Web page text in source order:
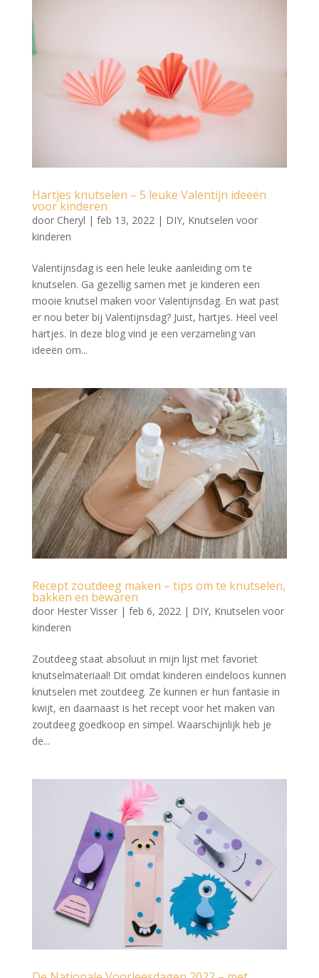
Hartjes knutselen – 5 leuke Valentijn ideeën
voor kinderen
door Cheryl | feb 13, 2022| DIY, Knutselen voor
kinderen
Valentijnsdag is een hele leuke aanleiding om te
knutselen. Ga gezellig samen met je kinderen een
mooie knutsel maken voor Valentijnsdag. En wat past
er nou beter bij Valentijnsdag? Juist, hartjes. Heel veel
hartjes. In deze blog vind je een verzameling van
ideeën om...
Recept zoutdeeg maken – tips om te knutselen,
bakken en bewaren
door Hester Visser| feb 6, 2022| DIY, Knutselen voor
kinderen
Zoutdeeg staat absoluut in mijn lijst met favoriet
knutselmateriaal! Dit omdat kinderen eindeloos kunnen
knutselen met zoutdeeg. Ze kunnen er hun fantasie in
kwijt, en daarnaast is het recept voor het maken van
zoutdeeg goedkoop en simpel. Waarschijnlijk heb je
de...